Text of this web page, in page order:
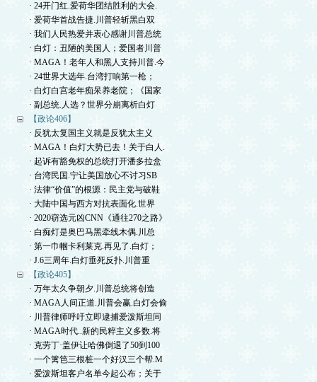
· 24开门红.爱荷华团结胜利的大会.
· 爱荷华首战告捷.川普轻斩黑白双
· 我们人民热爱并衷心感谢川普总统
· 白灯：丑陋的美国人；爱国者川普
· MAGA！老年人和黑人支持川普.今
· 24世界大选年.台湾打响第一枪；
· 白灯白宫老年痴呆养老院；《国家
· 副总统.人选？世界分崩离析白灯
【政论406】
· 反犹太复国主义就是反犹太主义
· MAGA！白灯大势已去！关于白人.
· 起诉有豁免权的总统打开潘多拉盒
· 台湾民国.宁让美国放心不讨习SB
· 法律“价值”的根源：民主党与破鞋
· 大陆中国与西方对抗表面化.世界
· 2020窃选元凶CNN《通往270之路》
· 白痴灯是奥巴马黑牵线木偶.川总
· 第一巾帼卡利莱克.再见了.白灯；
· J.6三周年.白灯垂死反扑.川普重
【政论405】
· 万年太久争朝夕.川普总统将创造
· MAGA人间正道.川普会赢.白灯会偷
· 川普律师呼吁立即逮捕爱泼斯坦同
· MAGA时代..新的民粹主义多数.将
· 克劳丁·盖伊让哈佛倒退了50到100
· 一个篱笆三根桩一个好汉三个帮.M
· 爱泼斯坦客户名单今起公布；关于